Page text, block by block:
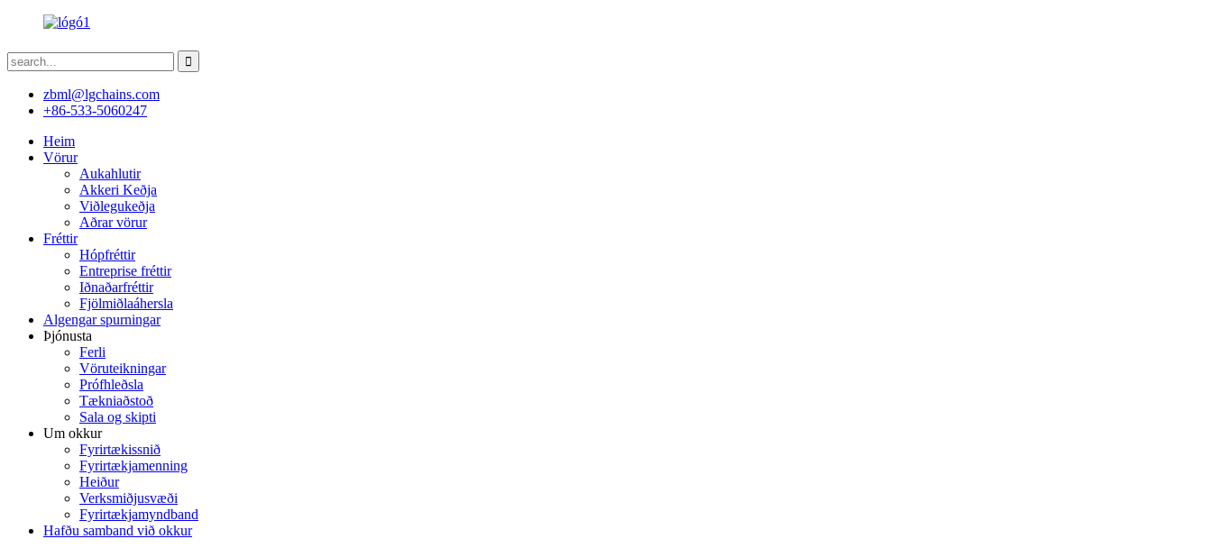
zbml@lgchains.com
+86-533-5060247
Heim
Vörur
Aukahlutir
Akkeri Keðja
Viðlegukeðja
Aðrar vörur
Fréttir
Hópfréttir
Entreprise fréttir
Iðnaðarfréttir
Fjölmiðlaáhersla
Algengar spurningar
Þjónusta
Ferli
Vöruteikningar
Prófhleðsla
Tækniaðstoð
Sala og skipti
Um okkur
Fyrirtækissnið
Fyrirtækjamenning
Heiður
Verksmiðjusvæði
Fyrirtækjamyndband
Hafðu samband við okkur